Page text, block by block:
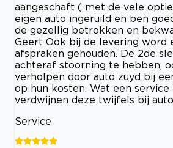
aangeschaft ( met de vele
eigen auto ingeruild en ben
de gezellig betrokken en
Geert Ook bij de levering word
afspraken gehouden. De 2de
achteraf stoorning te hebben,
verholpen door auto zuyd bij
op hun kosten. Wat een
verdwijnen deze twijfels bij
Service